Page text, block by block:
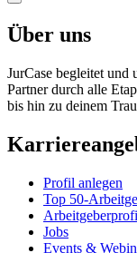
Über uns
JurCase begleitet und
Partner durch alle
bis hin zu deinem
Profil anlegen
Top 50-
Jobs
Events &